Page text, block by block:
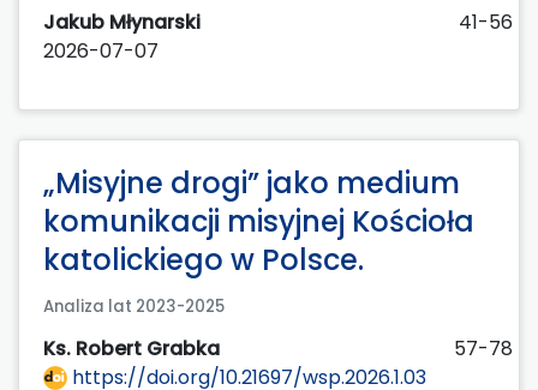
Jakub Młynarski
41-56
2026-07-07
„Misyjne drogi” jako medium
komunikacji misyjnej Kościoła
katolickiego w Polsce.
Analiza lat 2023-2025
Ks. Robert Grabka
57-78
https://doi.org/10.21697/wsp.2026.1.03